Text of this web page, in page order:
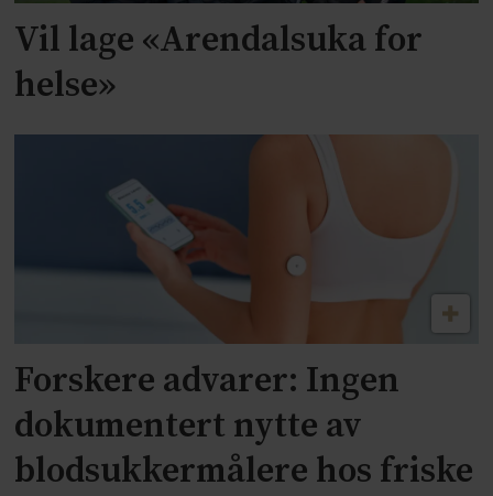
Vil lage «Arendalsuka for
helse»
Forskere advarer: Ingen
dokumentert nytte av
blodsukkermålere hos friske